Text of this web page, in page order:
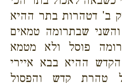
ב' דטהרות בתר ההיא
שבתרומה טמאים
פוסל ולא מטמא
הקדש ההיא בבא איירי
טהרת קדש והפסול